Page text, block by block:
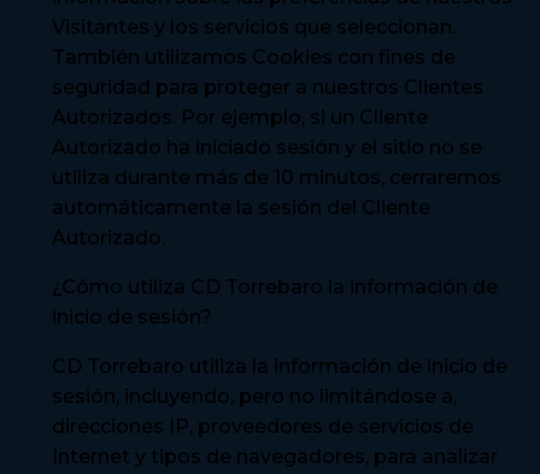
Visitantes y los servicios que seleccionan.
También utilizamos Cookies con fines de
seguridad para proteger a nuestros Clientes
Autorizados. Por ejemplo, si un Cliente
Autorizado ha iniciado sesión y el sitio no se
utiliza durante más de 10 minutos, cerraremos
automáticamente la sesión del Cliente
Autorizado.
¿Cómo utiliza CD Torrebaro la información de
inicio de sesión?
CD Torrebaro utiliza la información de inicio de
sesión, incluyendo, pero no limitándose a,
direcciones IP, proveedores de servicios de
Internet y tipos de navegadores, para analizar